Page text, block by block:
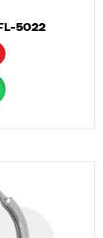
5022